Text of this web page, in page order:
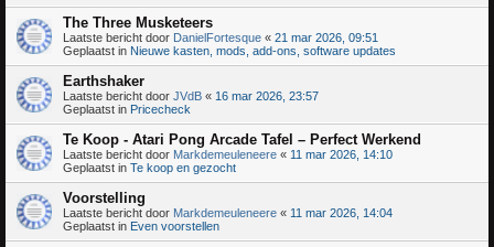
The Three Musketeers
Laatste bericht door DanielFortesque « 21 mar 2026, 09:51
Geplaatst in Nieuwe kasten, mods, add-ons, software updates
Earthshaker
Laatste bericht door JVdB « 16 mar 2026, 23:57
Geplaatst in Pricecheck
Te Koop - Atari Pong Arcade Tafel – Perfect Werkend
Laatste bericht door Markdemeuleneere « 11 mar 2026, 14:10
Geplaatst in Te koop en gezocht
Voorstelling
Laatste bericht door Markdemeuleneere « 11 mar 2026, 14:04
Geplaatst in Even voorstellen